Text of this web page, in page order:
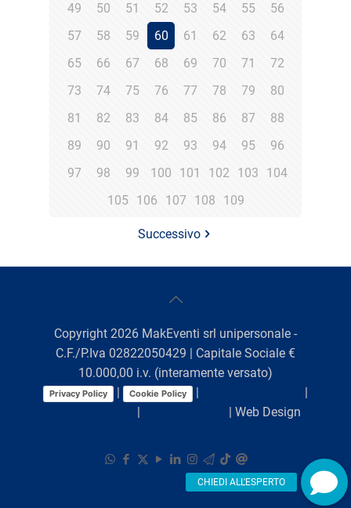
49
50 51 52 53 54 55
56
57
58 59 60 61 62 63
64
65
66 67 68 69 70 71
72
73
74 75 76 77 78 79
80
81
82 83 84 85 86 87
88
89
90 91 92 93 94 95
96
97
98 99 100 101 102 103
104
105
106 107 108 109
Successivo
Copyright 2026 MakEventi srl unipersonale -
C.F./P.Iva 02822050429 | Capitale Sociale €
10.000,00 i.v. (interamente versato)
Privacy Policy Cookie Policy
| Web Design